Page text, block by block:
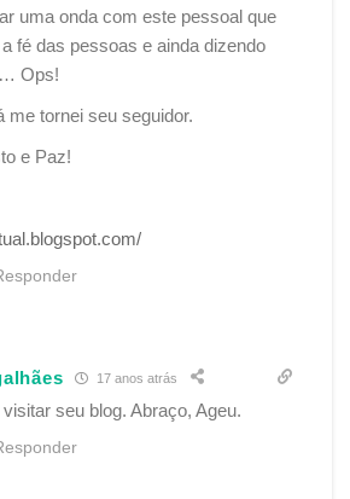
uma onda com este pessoal que
fé das pessoas e ainda dizendo
Ops!
me tornei seu seguidor.
e Paz!
17 anos atrás
seu blog. Abraço, Ageu.